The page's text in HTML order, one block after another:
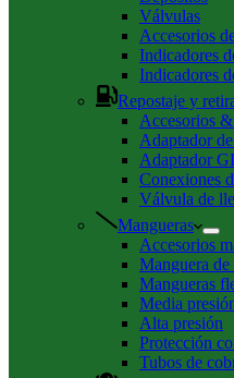
Válvulas
Accesorios
Indicadores
Indicadores
Repostaje y
Accesorios
Adaptador
Adaptador
Conexiones
Válvula de
Mangueras
Accesorios
Manguera
Mangueras
Media
Alta presión
Protección
Tubos de